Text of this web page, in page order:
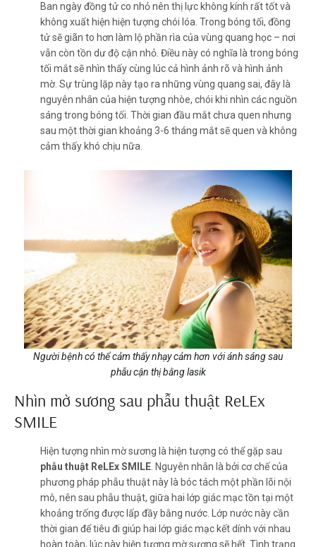
Ban ngày đồng tử co nhỏ nên thị lực không kính rất tốt và
không xuất hiện hiện tượng chói lóa. Trong bóng tối, đồng
tử sẽ giãn to hơn làm lộ phần rìa của vùng quang học – nơi
vẫn còn tồn dư độ cận nhỏ. Điều này có nghĩa là trong bóng
tối mắt sẽ nhìn thấy cùng lúc cả hình ảnh rõ và hình ảnh
mờ. Sự trùng lặp này tạo ra những vùng quang sai, đây là
nguyên nhân của hiện tượng nhòe, chói khi nhìn các nguồn
sáng trong bóng tối. Thời gian đầu mắt chưa quen nhưng
sau một thời gian khoảng 3-6 tháng mắt sẽ quen và không
cảm thấy khó chịu nữa.
Người bệnh có thể cảm thấy nhạy cảm hơn với ánh sáng sau
phẫu cận thị bằng lasik
Nhìn mờ sương sau phẫu thuật ReLEx
SMILE
Hiện tượng nhìn mờ sương là hiện tượng có thể gặp sau
phẫu thuật ReLEx SMILE. Nguyên nhân là bởi cơ chế của
phương pháp phẫu thuật này là bóc tách một phần lõi nội
mô, nên sau phẫu thuật, giữa hai lớp giác mạc tồn tại một
khoảng trống được lấp đầy bằng nước. Lớp nước này cần
thời gian để tiêu đi giúp hai lớp giác mạc kết dính với nhau
hoàn toàn, lúc này hiện tượng mờ sương sẽ hết. Tình trạng